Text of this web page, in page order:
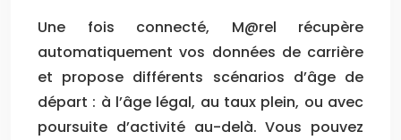
Une fois connecté, M@rel récupère
automatiquement vos données de carrière
et propose différents scénarios d’âge de
départ : à l’âge légal, au taux plein, ou avec
poursuite d’activité au-delà. Vous pouvez